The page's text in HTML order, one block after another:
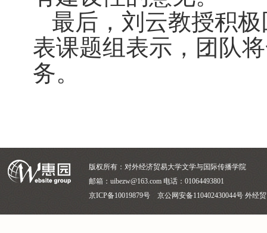
最后，刘云教授积
表课题组表示，团队
务。
版权所有：对外经济贸易大学文学与国际传播学院
邮箱：uibezw@163.com 电话：01064493801
京ICP备10019879号 京公网安备110402430044号 外经贸